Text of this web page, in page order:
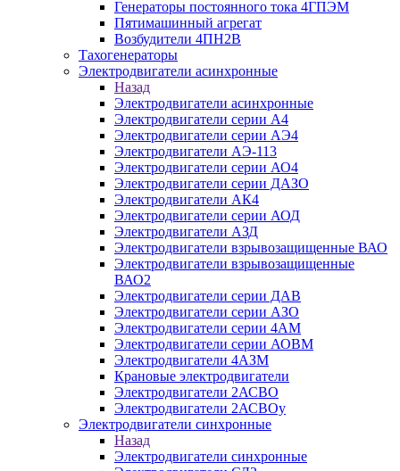
Генераторы постоянного тока 4ГПЭМ
Пятимашинный агрегат
Возбудители 4ПН2В
Тахогенераторы
Электродвигатели асинхронные
Назад
Электродвигатели асинхронные
Электродвигатели серии А4
Электродвигатели серии АЭ4
Электродвигатели АЭ-113
Электродвигатели серии АО4
Электродвигатели серии ДАЗО
Электродвигатели АК4
Электродвигатели серии АОД
Электродвигатели АЗД
Электродвигатели взрывозащищенные ВАО
Электродвигатели взрывозащищенные
ВАО2
Электродвигатели серии ДАВ
Электродвигатели серии АЗО
Электродвигатели серии 4АМ
Электродвигатели серии АОВМ
Электродвигатели 4АЗМ
Крановые электродвигатели
Электродвигатели 2АСВО
Электродвигатели 2АСВОу
Электродвигатели синхронные
Назад
Электродвигатели синхронные